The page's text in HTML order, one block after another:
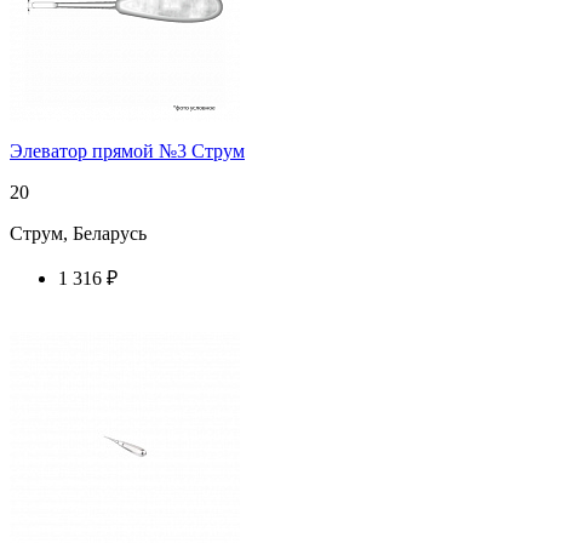
Элеватор прямой №3 Струм
20
Струм, Беларусь
1 316 ₽